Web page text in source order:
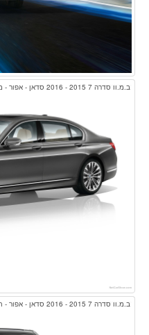
ב.מ.וו סדרה 7 2015 - 2016 סדאן - אפור - מבט מלפנים
ב.מ.וו סדרה 7 2015 - 2016 סדאן - אפור - חזית קדמית